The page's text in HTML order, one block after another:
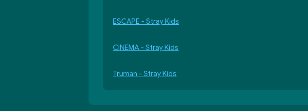
ESCAPE - Stray Kids
CINEMA - Stray Kids
Truman - Stray Kids